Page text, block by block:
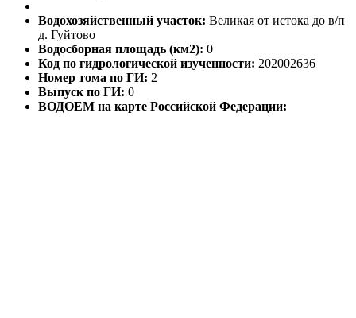
Водохозяйственный участок: Великая от истока до в/п
д. Гуйтово
Водосборная площадь (км2): 0
Код по гидрологической изученности: 202002636
Номер тома по ГИ: 2
Выпуск по ГИ: 0
ВОДОЕМ на карте Российской Федерации: